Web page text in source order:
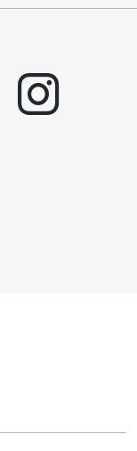
instagram